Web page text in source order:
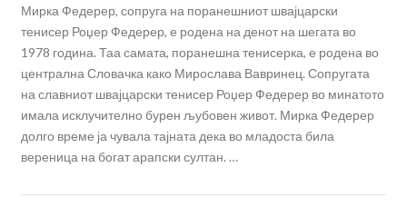
Мирка Федерер, сопруга на поранешниот швајцарски
тенисер Роџер Федерер, е родена на денот на шегата во
1978 година. Таа самата, поранешна тенисерка, е родена во
централна Словачка како Мирослава Вавринец. Сопругата
на славниот швајцарски тенисер Роџер Федерер во минатото
имала исклучително бурен љубовен живот. Мирка Федерер
долго време ја чувала тајната дека во младоста била
вереница на богат арапски султан. …